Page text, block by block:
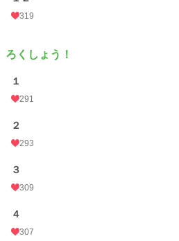
319
ろくしょう！
１
291
２
293
３
309
４
307